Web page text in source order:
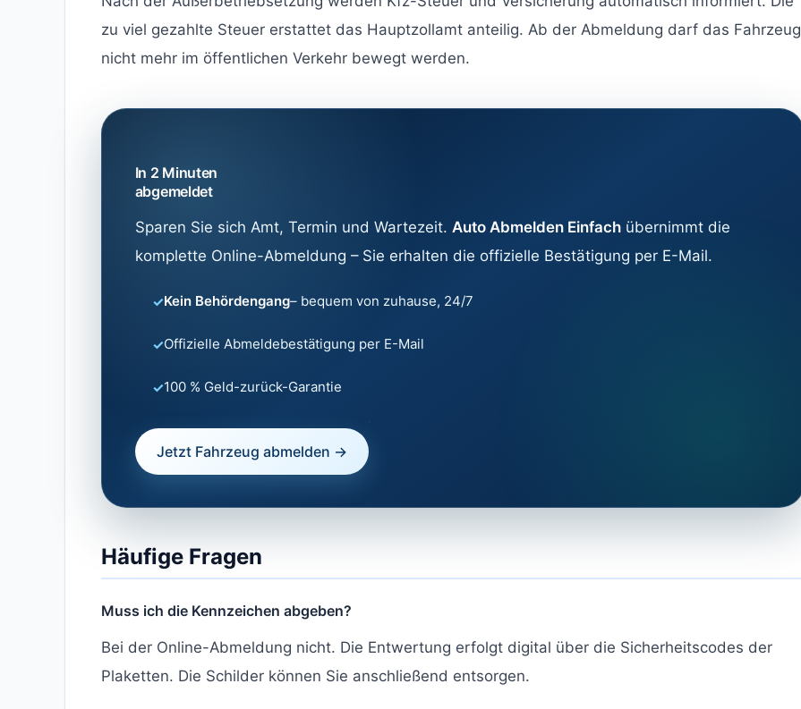
zu viel gezahlte Steuer erstattet das Hauptzollamt anteilig. Ab der Abmeldung darf das Fahrzeug
nicht mehr im öffentlichen Verkehr bewegt werden.
In 2 Minuten
abgemeldet
Sparen Sie sich Amt, Termin und Wartezeit. Auto Abmelden Einfachübernimmt die
komplette Online-Abmeldung – Sie erhalten die offizielle Bestätigung per E-Mail.
Kein Behördengang– bequem von zuhause, 24/7
Offizielle Abmeldebestätigung per E-Mail
100 % Geld-zurück-Garantie
Jetzt Fahrzeug abmelden →
Häufige Fragen
Muss ich die Kennzeichen abgeben?
Bei der Online-Abmeldung nicht. Die Entwertung erfolgt digital über die Sicherheitscodes der
Plaketten. Die Schilder können Sie anschließend entsorgen.